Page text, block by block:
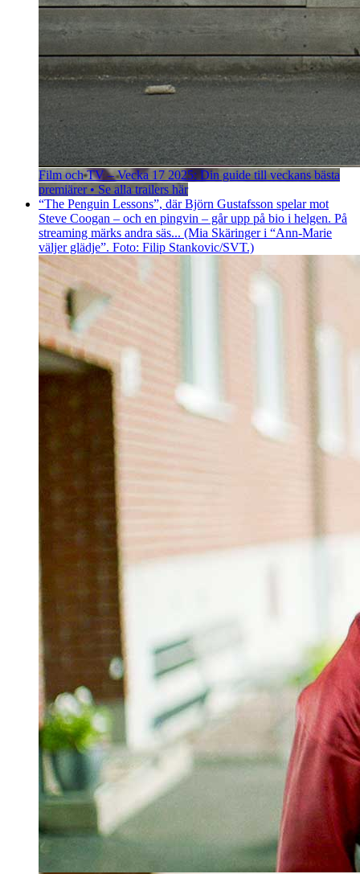
Film och TV – Vecka 17 2025: Din guide till veckans bästa
premiärer • Se alla trailers här
“The Penguin Lessons”, där Björn Gustafsson spelar mot
Steve Coogan – och en pingvin – går upp på bio i helgen. På
streaming märks andra säs... (Mia Skäringer i “Ann-Marie
väljer glädje”. Foto: Filip Stankovic/SVT.)